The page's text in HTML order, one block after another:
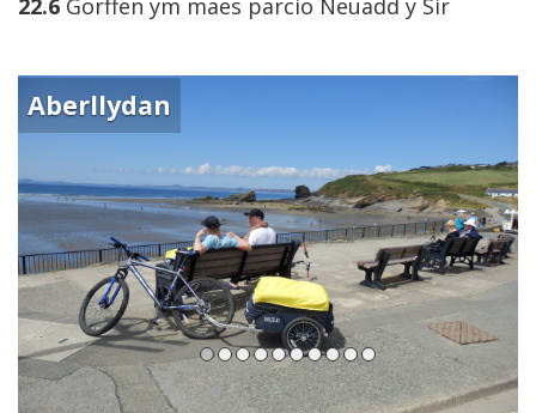
22.6 Gorffen ym maes parcio Neuadd y Sir
Aberllydan